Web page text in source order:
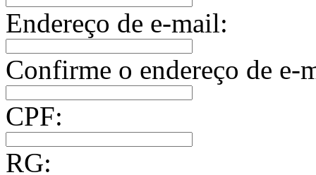
Endereço de e-mail:
Confirme o endereço de e-
CPF:
RG: